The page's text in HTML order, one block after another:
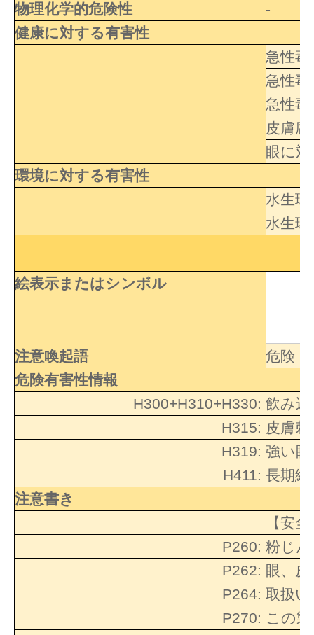
物理化学的危険性
-
健康に対する有害性
急性毒
急性毒
急性毒
皮膚
眼に
環境に対する有害性
水生環
水生環
絵表示またはシンボル
注意喚起語
危険
危険有害性情報
H300+H310+H330: 飲み
H315: 皮膚刺
H319: 強い眼
H411: 長期
注意書き
【安
P260: 粉じ
P262: 眼、
P264: 取扱
P270: この